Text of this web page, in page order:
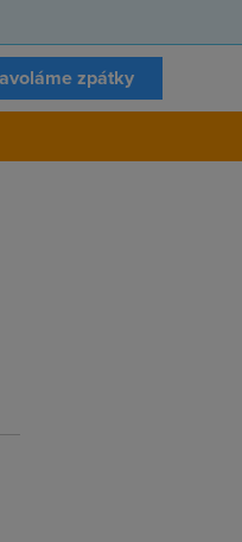
zpátky